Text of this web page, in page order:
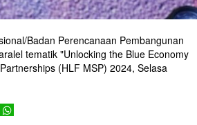
Badan Perencanaan Pembangunan
tematik "Unlocking the Blue Economy
(HLF MSP) 2024, Selasa